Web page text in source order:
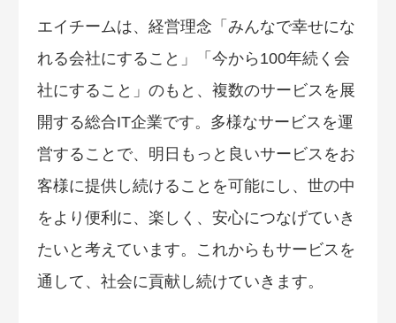
エイチームは、経営理念「みんなで幸せにな
れる会社にすること」「今から100年続く会
社にすること」のもと、複数のサービスを展
開する総合IT企業です。多様なサービスを運
営することで、明日もっと良いサービスをお
客様に提供し続けることを可能にし、世の中
をより便利に、楽しく、安心につなげていき
たいと考えています。これからもサービスを
通して、社会に貢献し続けていきます。